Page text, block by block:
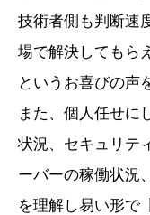
技術者側も判断速
場で解決してもら
というお喜びの声
また、個人任せに
状況、セキュリテ
ーバーの稼働状況
を理解し易い形で